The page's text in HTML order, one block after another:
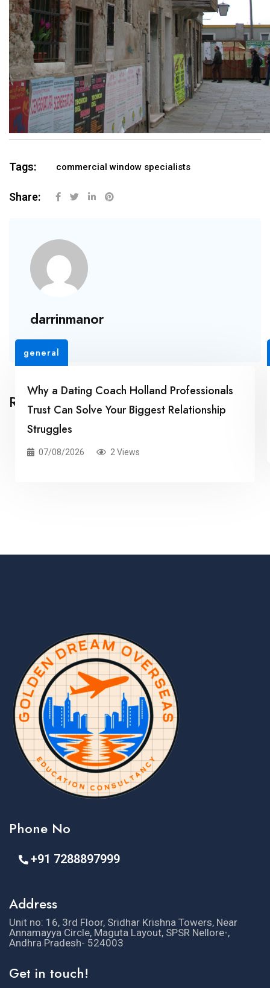
Tags: commercial window specialists
Share:
darrinmanor
Related Posts
general
Why a Dating Coach Holland Professionals
Trust Can Solve Your Biggest Relationship
Struggles
07/08/2026 2 Views
Phone No
+91 7288897999
Address
Unit no: 16, 3rd Floor, Sridhar Krishna Towers, Near
Annamayya Circle, Maguta Layout, SPSR Nellore-,
Andhra Pradesh- 524003
Get in touch!